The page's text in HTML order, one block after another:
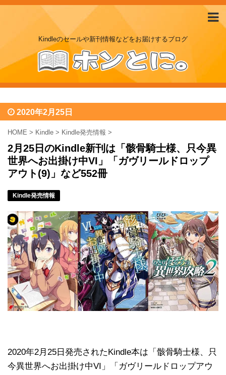
Kindleのセールや新刊情報などをお届けするブログ
2020年2月25日
HOME > Kindle > Kindle発売情報 >
2月25日のKindle新刊は「骸骨騎士様、只今異
世界へお出掛け中VI」「ガヴリールドロップ
アウト(9)」など552冊
Kindle発売情報
2020年2月25日発売されたKindle本は「骸骨騎士様、只
今異世界へお出掛け中VI」「ガヴリールドロップアウ